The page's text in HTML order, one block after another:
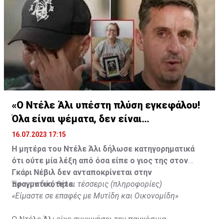
«Ο Ντέλε Άλι υπέστη πλύση εγκεφάλου!
Όλα είναι ψέματα, δεν είναι
υιοθετημένος»
16.07.2023 17:15
Η μητέρα του Ντέλε Άλι δήλωσε κατηγορηματικά
ότι ούτε μία λέξη από όσα είπε ο γιος της στον
Γκάρι Νέβιλ δεν ανταποκρίνεται στην
πραγματικότητα.
Έφυγαν δύο, θέλει τέσσερις (πληροφορίες)
«Είμαστε σε επαφές με Μυτίδη και Οικονομίδη»